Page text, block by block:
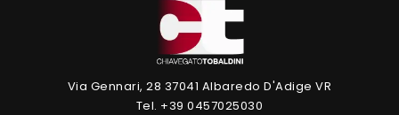
Via Gennari, 28 37041 Albaredo D'Adige VR
Tel. +39 0457025030